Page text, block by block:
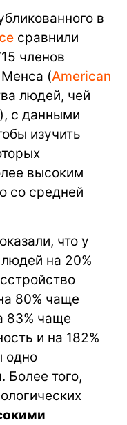
в
сравнили
членов
(American
людей, чей
с данными
изучить
высоким
со средней
что у
на 20%
80% чаще
83% чаще
и на 182%
одно
Более того,